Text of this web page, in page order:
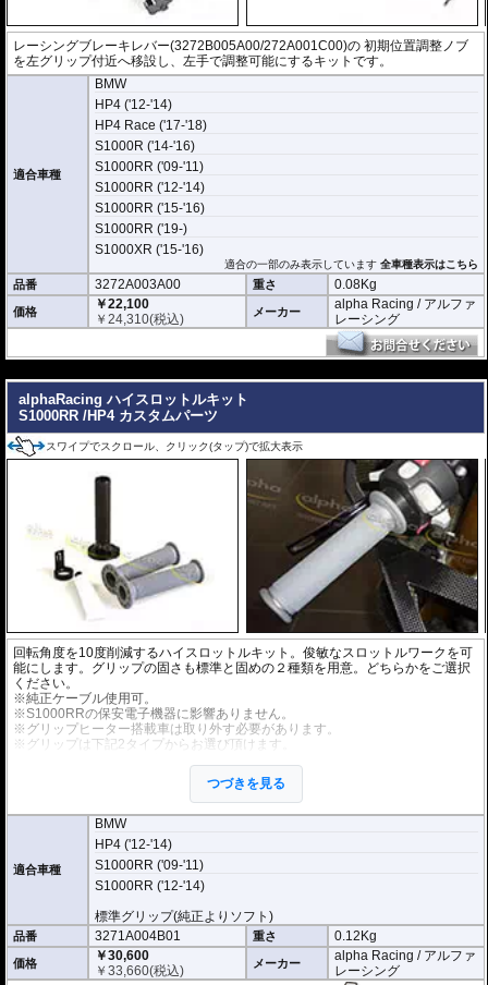
レーシングブレーキレバー(3272B005A00/272A001C00)の 初期位置調整ノブ
を左グリップ付近へ移設し、左手で調整可能にするキットです。
適合車種
BMW
HP4 ('12-'14)
HP4 Race ('17-'18)
S1000R ('14-'16)
S1000RR ('09-'11)
S1000RR ('12-'14)
S1000RR ('15-'16)
S1000RR ('19-)
S1000XR ('15-'16)
適合の一部のみ表示しています全車種表示はこちら
品番 3272A003A00 重さ 0.08Kg
価格
￥22,100
￥24,310(税込) メーカー
alpha Racing / アルファ
レーシング
alphaRacing ハイスロットルキット
S1000RR /HP4 カスタムパーツ
スワイプでスクロール、クリック(タップ)で拡大表示
回転角度を10度削減するハイスロットルキット。俊敏なスロットルワークを可
能にします。グリップの固さも標準と固めの２種類を用意。どちらかをご選択
ください。
※純正ケーブル使用可。
※S1000RRの保安電子機器に影響ありません。
※グリップヒーター搭載車は取り外す必要があります。
※グリップは下記2タイプからお選び頂けます。
・標準タイプ(純正よりソフト) 3271A004B00-01
つづきを見る
適合車種
BMW
HP4 ('12-'14)
S1000RR ('09-'11)
S1000RR ('12-'14)
標準グリップ(純正よりソフト)
品番 3271A004B01 重さ 0.12Kg
価格
￥30,600
￥33,660(税込) メーカー
alpha Racing / アルファ
レーシング